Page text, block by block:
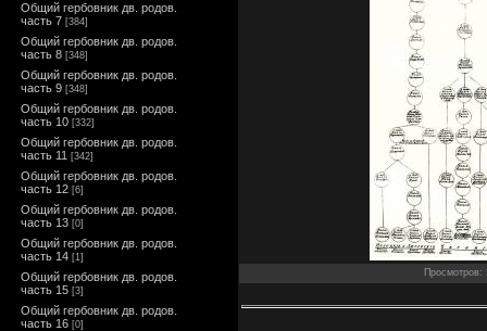
Общий гербовник дв. родов.
часть 7 [384]
Общий гербовник дв. родов.
часть 8 [348]
Общий гербовник дв. родов.
часть 9 [348]
Общий гербовник дв. родов.
часть 10 [332]
Общий гербовник дв. родов.
часть 11 [342]
Общий гербовник дв. родов.
часть 12 [6]
Общий гербовник дв. родов.
часть 13 [0]
Общий гербовник дв. родов.
часть 14 [1]
Общий гербовник дв. родов.
часть 15 [3]
Общий гербовник дв. родов.
часть 16 [0]
Просмотров: